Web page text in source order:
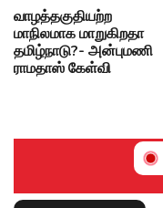
வாழத்தகுதியற்ற
மாநிலமாக மாறுகிறதா
தமிழ்நாடு?- அன்புமணி
ராமதாஸ் கேள்வி